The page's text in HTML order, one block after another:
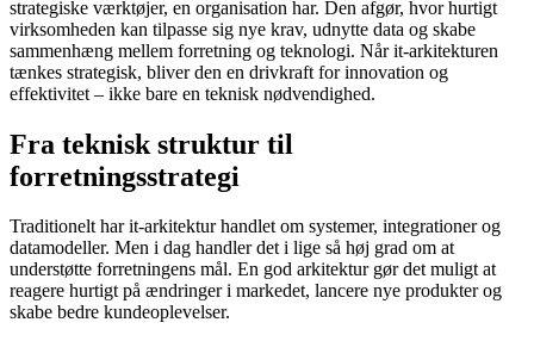
strategiske værktøjer, en organisation har. Den afgør, hvor hurtigt
virksomheden kan tilpasse sig nye krav, udnytte data og skabe
sammenhæng mellem forretning og teknologi. Når it-arkitekturen
tænkes strategisk, bliver den en drivkraft for innovation og
effektivitet – ikke bare en teknisk nødvendighed.
Fra teknisk struktur til
forretningsstrategi
Traditionelt har it-arkitektur handlet om systemer, integrationer og
datamodeller. Men i dag handler det i lige så høj grad om at
understøtte forretningens mål. En god arkitektur gør det muligt at
reagere hurtigt på ændringer i markedet, lancere nye produkter og
skabe bedre kundeoplevelser.